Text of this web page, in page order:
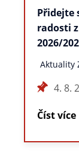
Přidejte
radosti
2026/
Aktuality
4. 8.
Číst více